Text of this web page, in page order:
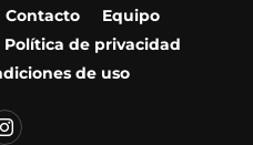
Contacto
Equipo
Política de privacidad
de uso